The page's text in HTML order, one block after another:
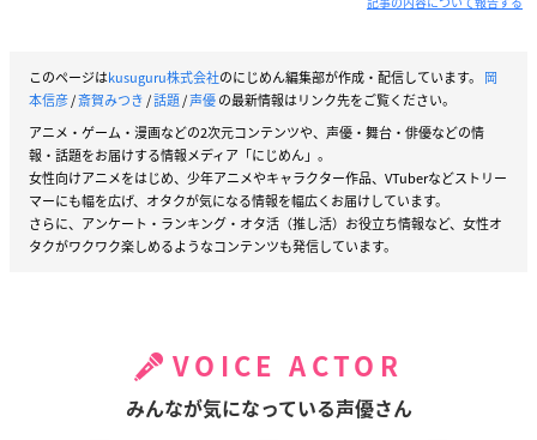
このページはkusuguru株式会社のにじめん編集部が作成・配信しています。 岡
本信彦/斎賀みつき/話題/声優の最新情報はリンク先をご覧ください。
アニメ・ゲーム・漫画などの2次元コンテンツや、声優・舞台・俳優などの情
報・話題をお届けする情報メディア「にじめん」。
女性向けアニメをはじめ、少年アニメやキャラクター作品、VTuberなどストリー
マーにも幅を広げ、オタクが気になる情報を幅広くお届けしています。
さらに、アンケート・ランキング・オタ活（推し活）お役立ち情報など、女性オ
タクがワクワク楽しめるようなコンテンツも発信しています。
VOICE ACTOR
みんなが気になっている声優さん